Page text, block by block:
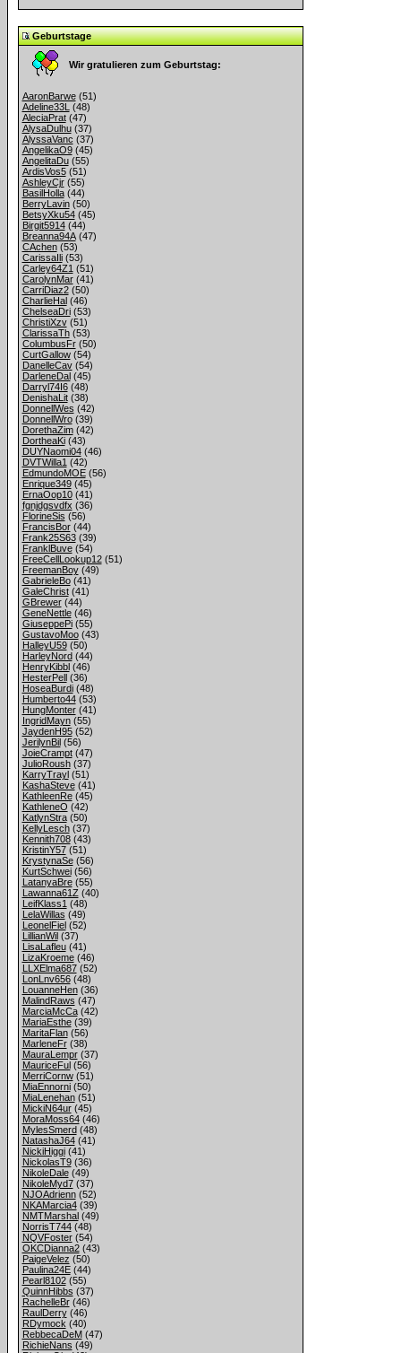
Geburtstage
Wir gratulieren zum Geburtstag:
AaronBarwe(51)
Adeline33L (48)
AleciaPrat(47)
AlysaDulhu(37)
AlyssaVanc (37)
AngelikaO9(45)
AngelitaDu(55)
ArdisVos5(51)
AshleyCjr(55)
BasilHolla(44)
BerryLavin(50)
BetsyXku54(45)
Birgit5914(44)
Breanna94A(47)
CAchen(53)
CarissaIli(53)
Carley64Z1 (51)
CarolynMar(41)
CarriDiaz2(50)
CharlieHal(46)
ChelseaDri(53)
ChristiXzv(51)
ClarissaTh(53)
ColumbusFr(50)
CurtGallow(54)
DanelleCav(54)
DarleneDal(45)
Darryl74I6(48)
DenishaLit(38)
DonnellWes (42)
DonnellWro(39)
DorethaZim(42)
DortheaKi(43)
DUYNaomi04(46)
DVTWilla1 (42)
EdmundoMOE(56)
Enrique349(45)
ErnaOop10(41)
fgnjdgsvdfx (36)
FlorineSis (56)
FrancisBor(44)
Frank25S63(39)
FranklBuve(54)
FreeCellLookup12(51)
FreemanBoy(49)
GabrieleBo(41)
GaleChrist(41)
GBrewer(44)
GeneNettle(46)
GiuseppePi(55)
GustavoMoo(43)
HalleyU59(50)
HarleyNord(44)
HenryKibbl(46)
HesterPell(36)
HoseaBurdi(48)
Humberto44(53)
HungMonter(41)
IngridMayn(55)
JaydenH95(52)
JerilynBil(56)
JoieCrampt(47)
JulioRoush(37)
KarryTrayl(51)
KashaSteve(41)
KathleenRe(45)
KathleneO (42)
KatlynStra(50)
KellyLesch(37)
Kennith708(43)
KristinY57(51)
KrystynaSe(56)
KurtSchwei(56)
LatanyaBre(55)
Lawanna61Z (40)
LeifKlass1 (48)
LelaWillas (49)
LeonelFiel(52)
LillianWil(37)
LisaLafleu(41)
LizaKroeme(46)
LLXElma687(52)
LonLnv656(48)
LouanneHen(36)
MalindRaws (47)
MarciaMcCa(42)
MariaEsthe(39)
MaritaFlan(56)
MarleneFr(38)
MauraLempr(37)
MauriceFul(56)
MerriCornw(51)
MiaEnnorni(50)
MiaLenehan(51)
MickiN64ur(45)
MoraMoss64(46)
MylesSmerd(48)
NatashaJ64(41)
NickiHiggi(41)
NickolasT9(36)
NikoleDale(49)
NikoleMyd7(37)
NJOAdrienn(52)
NKAMarcia4(39)
NMTMarshal(49)
NorrisT744(48)
NQVFoster(54)
OKCDianna2(43)
PaigeVelez (50)
Paulina24E(44)
Pearl8102(55)
QuinnHibbs (37)
RachelleBr(46)
RaulDerry(46)
RDymock (40)
RebbecaDeM(47)
RichieNans (49)